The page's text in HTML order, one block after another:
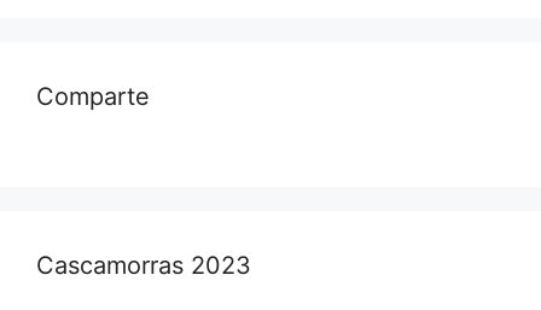
Comparte
Cascamorras 2023